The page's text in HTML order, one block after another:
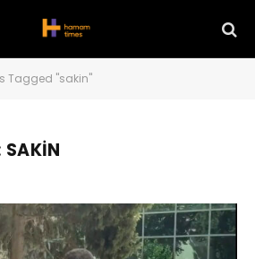
Tagged "sakin"
SAKIN